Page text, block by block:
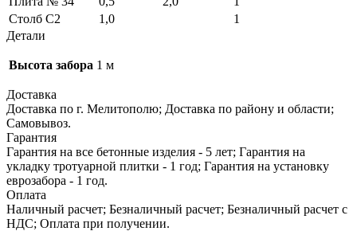
Столб С2
1,0
1
Детали
Высота забора 1 м
Доставка
Доставка по г. Мелитополю; Доставка по району и области;
Самовывоз.
Гарантия
Гарантия на все бетонные изделия - 5 лет; Гарантия на
укладку тротуарной плитки - 1 год; Гарантия на установку
еврозабора - 1 год.
Оплата
Наличный расчет; Безналичный расчет; Безналичный расчет с
НДС; Оплата при получении.